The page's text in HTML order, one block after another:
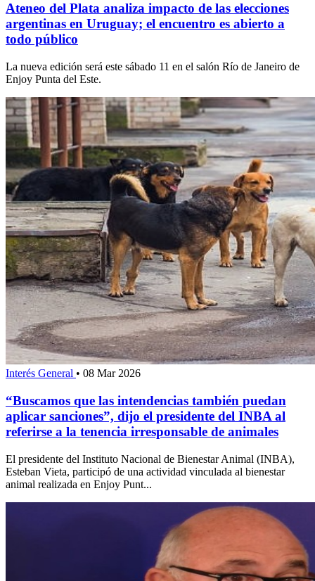
Ateneo del Plata analiza impacto de las elecciones
argentinas en Uruguay; el encuentro es abierto a
todo público
La nueva edición será este sábado 11 en el salón Río de Janeiro de
Enjoy Punta del Este.
Interés General • 08 Mar 2026
“Buscamos que las intendencias también puedan
aplicar sanciones”, dijo el presidente del INBA al
referirse a la tenencia irresponsable de animales
El presidente del Instituto Nacional de Bienestar Animal (INBA),
Esteban Vieta, participó de una actividad vinculada al bienestar
animal realizada en Enjoy Punt...